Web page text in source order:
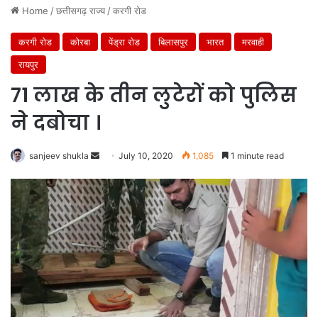
Home /छत्तीसगढ़ राज्य/करगी रोड
करगी रोड कोरबा पेंड्रा रोड बिलासपुर भारत
मरवाही
रायपुर
71 लाख के तीन लुटेरों को पुलिस
ने दबोचा ।
sanjeev shukla
Send
email
July 10, 2020 1,085 1 minute read